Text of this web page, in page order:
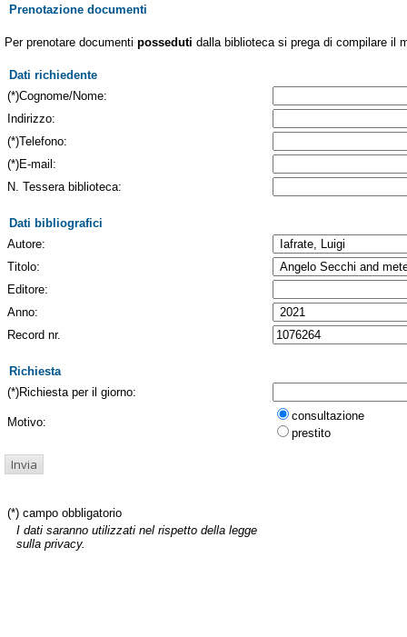
Prenotazione documenti
Per prenotare documenti posseduti dalla biblioteca si prega di compilare il
Dati richiedente
(*)Cognome/Nome:
Indirizzo:
(*)Telefono:
(*)E-mail:
N. Tessera biblioteca:
Dati bibliografici
Autore:
Titolo:
Editore:
Anno:
Record nr.
Richiesta
(*)Richiesta per il giorno:
Motivo:
consultazione
prestito
(*) campo obbligatorio
I dati saranno utilizzati nel rispetto della legge
sulla privacy.